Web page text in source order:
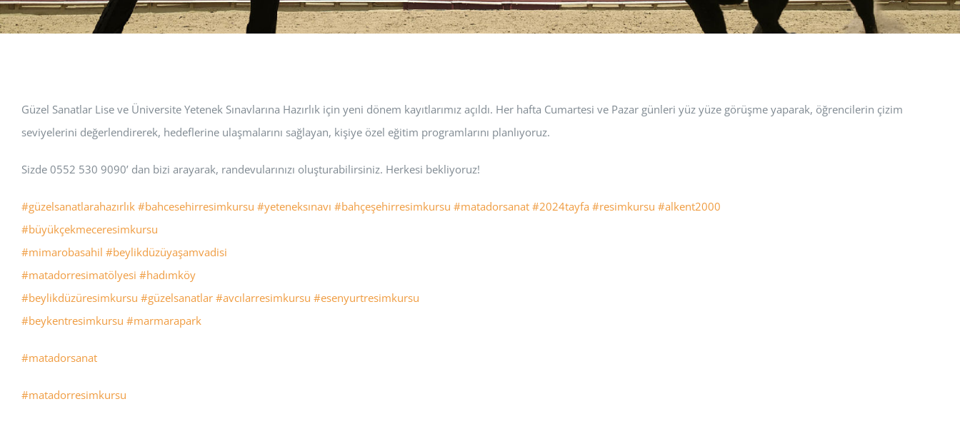
Güzel Sanatlar Lise ve Üniversite Yetenek Sınavlarına Hazırlık için yeni dönem kayıtlarımız açıldı. Her hafta Cumartesi ve Pazar günleri yüz yüze görüşme yaparak, öğrencilerin çizim
seviyelerini değerlendirerek, hedeflerine ulaşmalarını sağlayan, kişiye özel eğitim programlarını planlıyoruz.
Sizde 0552 530 9090’ dan bizi arayarak, randevularınızı oluşturabilirsiniz. Herkesi bekliyoruz!
#güzelsanatlarahazırlık #bahcesehirresimkursu #yeteneksınavı #bahçeşehirresimkursu #matadorsanat #2024tayfa #resimkursu #alkent2000
#büyükçekmeceresimkursu
#mimarobasahil #beylikdüzüyaşamvadisi
#matadorresimatölyesi #hadımköy
#beylikdüzüresimkursu #güzelsanatlar #avcılarresimkursu #esenyurtresimkursu
#beykentresimkursu #marmarapark
#matadorsanat
#matadorresimkursu